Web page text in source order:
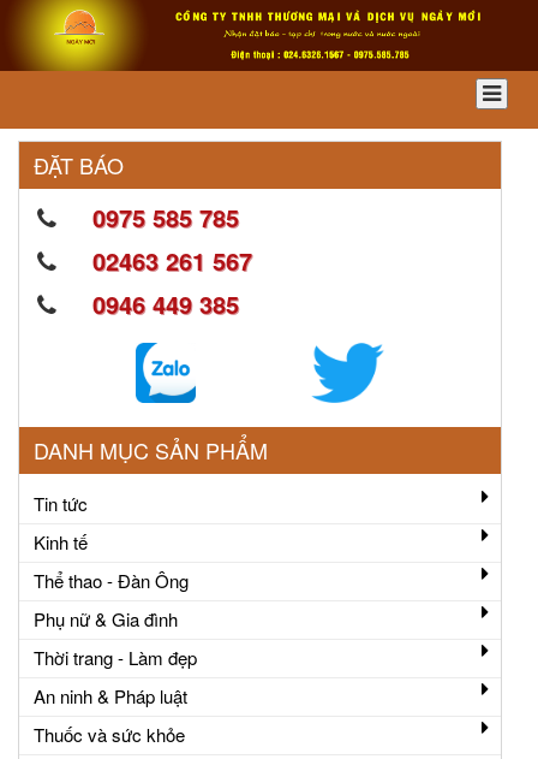
ĐẶT BÁO
0975 585 785
02463 261 567
0946 449 385
DANH MỤC SẢN PHẨM
Tin tức
Kinh tế
Thể thao - Đàn Ông
Phụ nữ & Gia đình
Thời trang - Làm đẹp
An ninh & Pháp luật
Thuốc và sức khỏe